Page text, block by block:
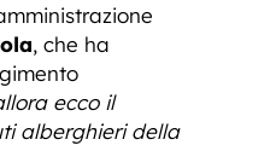
, che ha
ecco il
alberghieri della